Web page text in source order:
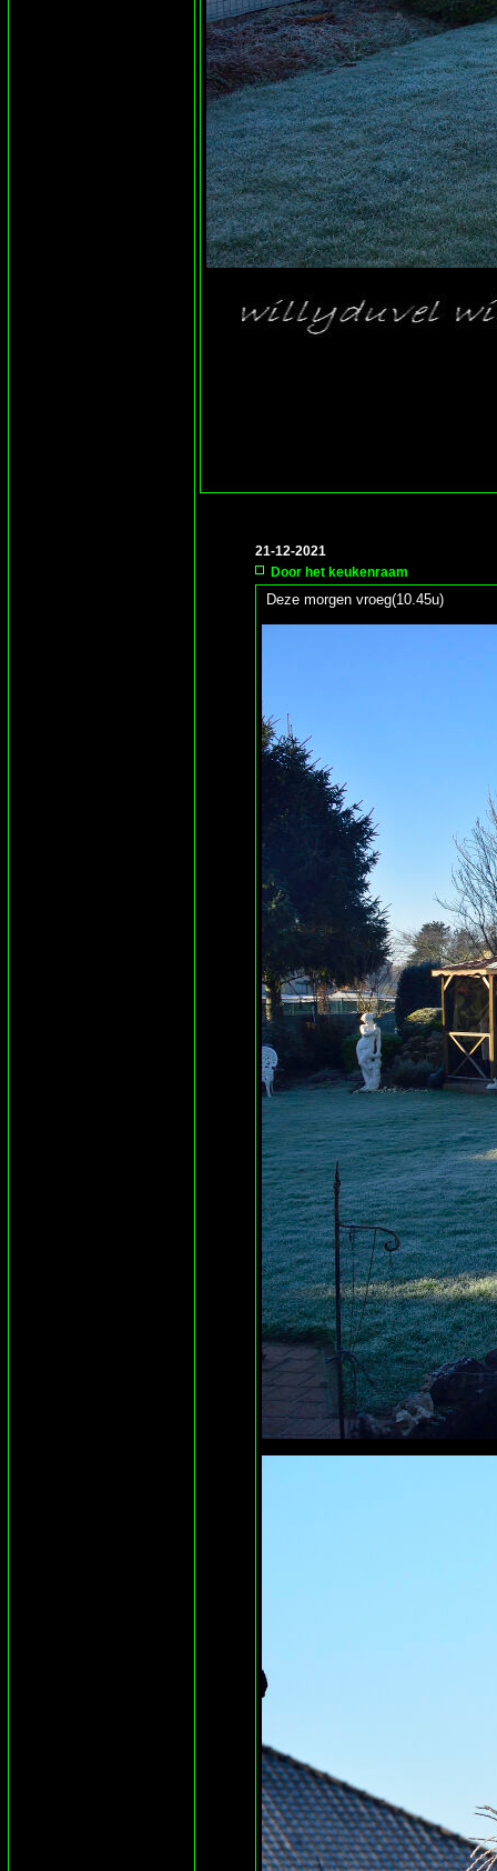
21-12-2021
Door het keukenraam
Deze morgen vroeg(10.45u)